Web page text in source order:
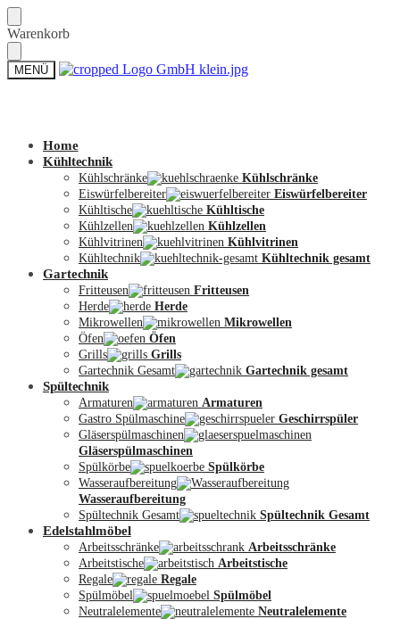
Skip
to
navigation
Skip
to
content
Warenkorb
MENÜ
Zum Shop
Kontakt
Home
Kühltechnik
Kühlschränke
Kühlschränke
Eiswürfelbereiter
Eiswürfelbereiter
Kühltische
Kühltische
Kühlzellen
Kühlzellen
Kühlvitrinen
Kühlvitrinen
Kühltechnik
Kühltechnik gesamt
Gartechnik
Fritteusen
Fritteusen
Herde
Herde
Mikrowellen
Mikrowellen
Öfen
Öfen
Grills
Grills
Gartechnik Gesamt
Gartechnik gesamt
Spültechnik
Armaturen
Armaturen
Gastro Spülmaschine
Geschirrspüler
Gläserspülmaschinen
Gläserspülmaschinen
Spülkörbe
Spülkörbe
Wasseraufbereitung
Wasseraufbereitung
Spültechnik Gesamt
Spültechnik Gesamt
Edelstahlmöbel
Arbeitsschränke
Arbeitsschränke
Arbeitstische
Arbeitstische
Regale
Regale
Spülmöbel
Spülmöbel
Neutralelemente
Neutralelemente